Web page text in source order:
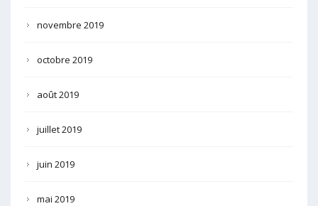
novembre 2019
octobre 2019
août 2019
juillet 2019
juin 2019
mai 2019